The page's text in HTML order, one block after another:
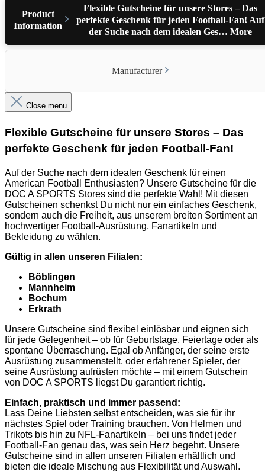
Product
Information
Flexible Gutscheine für unsere Stores – Das
perfekte Geschenk für jeden Football-Fan! Auf
der Suche nach dem idealen Ges… More
Manufacturer
Close menu
Flexible Gutscheine für unsere Stores – Das
perfekte Geschenk für jeden Football-Fan!
Auf der Suche nach dem idealen Geschenk für einen
American Football Enthusiasten? Unsere Gutscheine für die
DOC A SPORTS Stores sind die perfekte Wahl! Mit diesen
Gutscheinen schenkst Du nicht nur ein einfaches Geschenk,
sondern auch die Freiheit, aus unserem breiten Sortiment an
hochwertiger Football-Ausrüstung, Fanartikeln und
Bekleidung zu wählen.
Gültig in allen unseren Filialen:
Böblingen
Mannheim
Bochum
Erkrath
Unsere Gutscheine sind flexibel einlösbar und eignen sich
für jede Gelegenheit – ob für Geburtstage, Feiertage oder als
spontane Überraschung. Egal ob Anfänger, der seine erste
Ausrüstung zusammenstellt, oder erfahrener Spieler, der
seine Ausrüstung aufrüsten möchte – mit einem Gutschein
von DOC A SPORTS liegst Du garantiert richtig.
Einfach, praktisch und immer passend:
Lass Deine Liebsten selbst entscheiden, was sie für ihr
nächstes Spiel oder Training brauchen. Von Helmen und
Trikots bis hin zu NFL-Fanartikeln – bei uns findet jeder
Football-Fan genau das, was sein Herz begehrt. Unsere
Gutscheine sind in allen unseren Filialen erhältlich und
bieten die ideale Mischung aus Flexibilität und Auswahl.